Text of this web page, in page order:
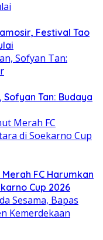
Festival Tao
Tan: Budaya
FC Harumkan
Cup 2026